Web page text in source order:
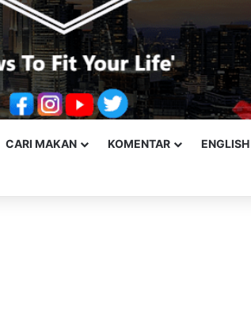
CARI MAKAN KOMENTAR